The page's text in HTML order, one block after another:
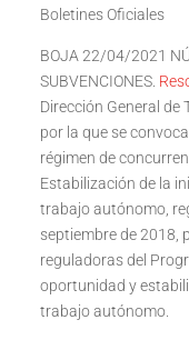
Boletines Oficiales
BOJA 22/04/2021
SUBVENCIONES.
Dirección General de
por la que se
régimen de
Estabilización de la
trabajo autónomo,
septiembre de 2018,
reguladoras del
oportunidad y
trabajo autónomo.